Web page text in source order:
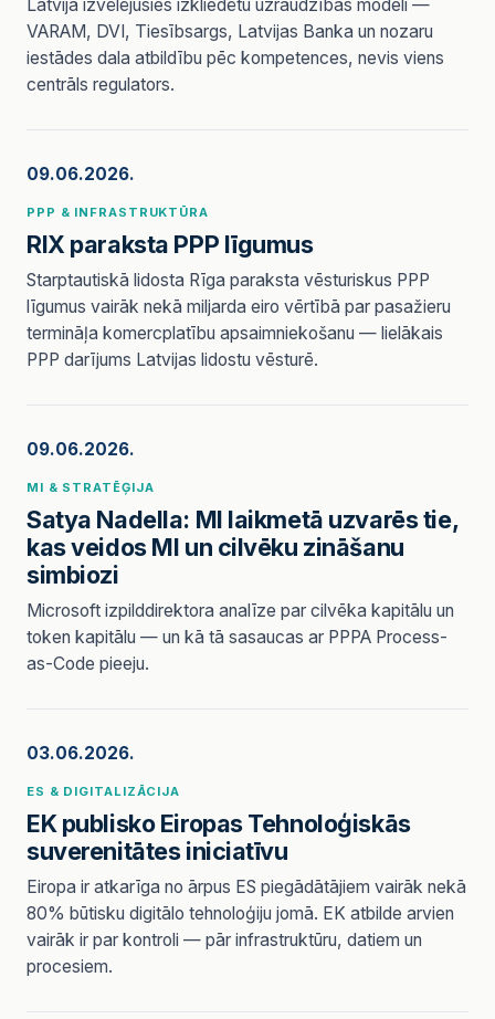
Latvija izvēlējusies izkliedētu uzraudzības modeli —
VARAM, DVI, Tiesībsargs, Latvijas Banka un nozaru
iestādes dala atbildību pēc kompetences, nevis viens
centrāls regulators.
09.06.2026.
PPP & INFRASTRUKTŪRA
RIX paraksta PPP līgumus
Starptautiskā lidosta Rīga paraksta vēsturiskus PPP
līgumus vairāk nekā miljarda eiro vērtībā par pasažieru
termināļa komercplatību apsaimniekošanu — lielākais
PPP darījums Latvijas lidostu vēsturē.
09.06.2026.
MI & STRATĒĢIJA
Satya Nadella: MI laikmetā uzvarēs tie,
kas veidos MI un cilvēku zināšanu
simbiozi
Microsoft izpilddirektora analīze par cilvēka kapitālu un
token kapitālu — un kā tā sasaucas ar PPPA Process-
as-Code pieeju.
03.06.2026.
ES & DIGITALIZĀCIJA
EK publisko Eiropas Tehnoloģiskās
suverenitātes iniciatīvu
Eiropa ir atkarīga no ārpus ES piegādātājiem vairāk nekā
80% būtisku digitālo tehnoloģiju jomā. EK atbilde arvien
vairāk ir par kontroli — pār infrastruktūru, datiem un
procesiem.